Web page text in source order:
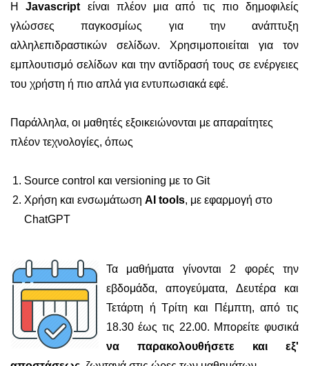
ΗJavascript είναι πλέον μια από τις πιο δημοφιλείς
γλώσσες παγκοσμίως για την ανάπτυξη
αλληλεπιδραστικών σελίδων. Χρησιμοποιείται για τον
εμπλουτισμό σελίδων και την αντίδρασή τους σε ενέργειες
του χρήστη ή πιο απλά για εντυπωσιακά εφέ.
Παράλληλα, οι μαθητές εξοικειώνονται με απαραίτητες
πλέον τεχνολογίες, όπως
Source control και versioning με το Git
Χρήση και ενσωμάτωση AI tools, με εφαρμογή στο
ChatGPT
Τα μαθήματα γίνονται 2 φορές την
εβδομάδα, απογεύματα, Δευτέρα και
Τετάρτη ή Τρίτη και Πέμπτη, από τις
18.30 έως τις 22.00. Μπορείτε φυσικά
να παρακολουθήσετε και εξ'